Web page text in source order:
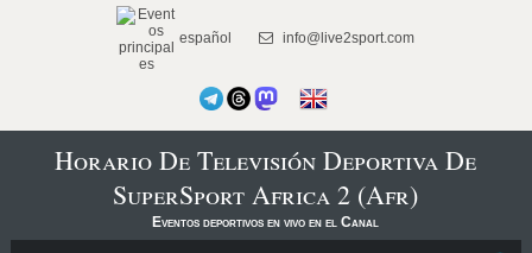
español info@live2sport.com
Horario De Televisión Deportiva De
SuperSport Africa 2 (Afr)
Eventos deportivos en vivo en el Canal